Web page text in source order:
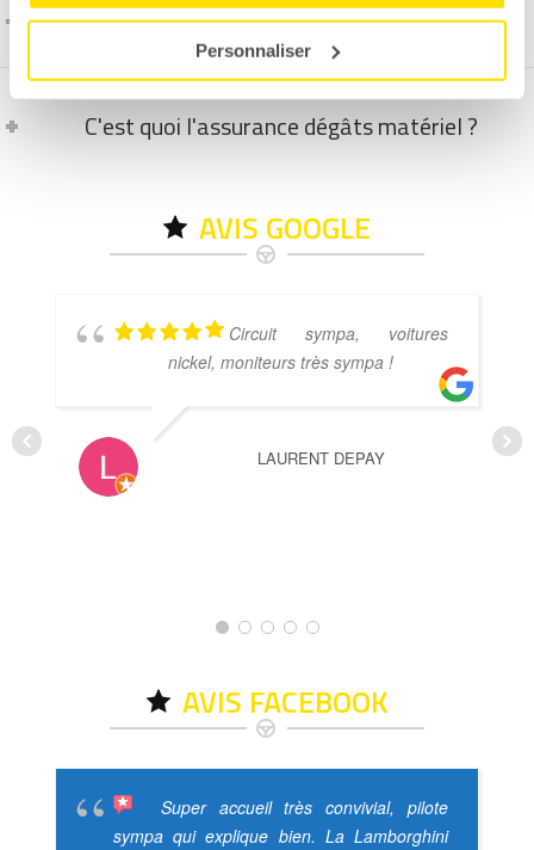
Personnaliser
Comment et quand programmer un stage ?
C'est quoi l'assurance dégâts matériel ?
AVIS GOOGLE
Circuit sympa, voitures
nickel, moniteurs très sympa !
LAURENT DEPAY
AVIS FACEBOOK
Super accueil très convivial, pilote
sympa qui explique bien. La Lamborghini